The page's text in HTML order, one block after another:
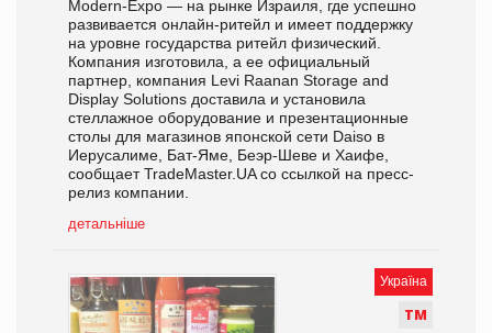
Modern-Eхро — на рынке Израиля, где успешно
развивается онлайн-ритейл и имеет поддержку
на уровне государства ритейл физический.
Компания изготовила, а ее официальный
партнер, компания Levi Raanan Storage and
Display Solutions доставила и установила
стеллажное оборудование и презентационные
столы для магазинов японской сети Daiso в
Иерусалиме, Бат-Яме, Беэр-Шеве и Хаифе,
сообщает TradeMaster.UA со ссылкой на пресс-
релиз компании.
детальніше
Україна
ТМ